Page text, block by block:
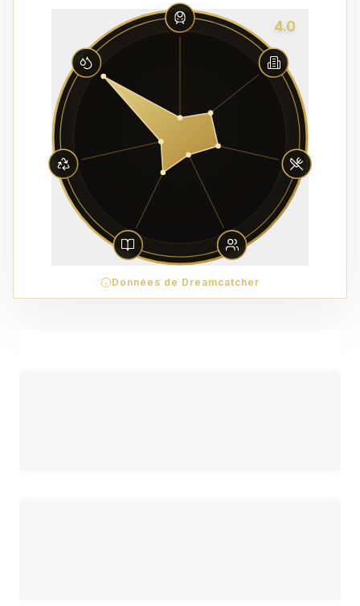
4.0
Données de Dreamcatcher